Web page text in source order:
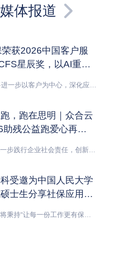
体报道
获2026中国客户服
星辰奖，以AI重构
51社保将进一步以客户为中心，深化应用技术创新成果，以更好的模式、更优的设计、更先进的技术，提升服务效率、质量和体验，助力企业提升用工管理效率与合规水平。
，跑在思明｜众合云
助残公益跑爱心再启
集团将进一步践行企业社会责任，创新探索公益模式，与更多利益相关方携手创新探索公益模式，让爱与奔跑在城市中持续传递。
受邀为中国人民大学
士生分享社保应用前